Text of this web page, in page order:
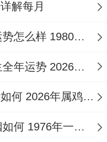
-带着腾飞九天跟
得特性完美契合。
调查发现:“尾数16
解每月
1980年属猴2026年的运势怎么样 1980年属猴人2月份运程
2026属猪人1983年出生全年运势 2026属猪人的全年运势
2026年属鸡人健康运势如何 2026年属鸡人的全年运势如何
1976年到2026年的婚姻如何 1976年一生婚姻状况